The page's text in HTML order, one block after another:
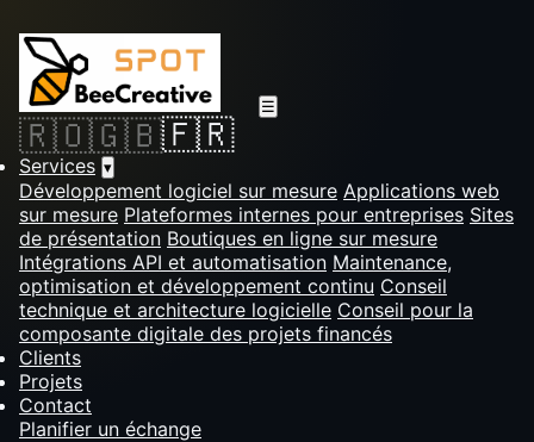
☰
🇷🇴🇬🇧🇫🇷
Services ▾
Développement logiciel sur mesure Applications web
sur mesure Plateformes internes pour entreprises Sites
de présentation Boutiques en ligne sur mesure
Intégrations API et automatisation Maintenance,
optimisation et développement continu Conseil
technique et architecture logicielle Conseil pour la
composante digitale des projets financés
Clients
Projets
Contact
Planifier un échange